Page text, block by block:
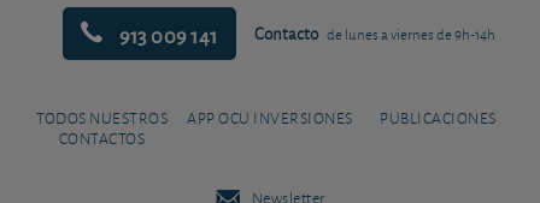
913 009 141 Contacto de lunes a viernes de 9h-14h
TODOS NUESTROS
CONTACTOS
APP OCU INVERSIONES PUBLICACIONES
Newsletter